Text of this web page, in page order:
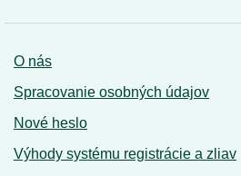
O nás
Spracovanie osobných údajov
Nové heslo
Výhody systému registrácie a zliav